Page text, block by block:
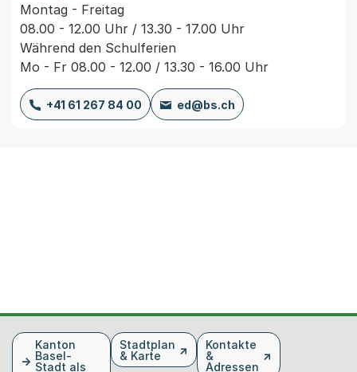
Montag - Freitag
08.00 - 12.00 Uhr / 13.30 - 17.00 Uhr
Während den Schulferien
Mo - Fr 08.00 - 12.00 / 13.30 - 16.00 Uhr
+41 61 267 84 00 ed@bs.ch
FusszeileKanton
Basel-
Stadt als
Stadtplan
& Karte
Kontakte
&
Adressen